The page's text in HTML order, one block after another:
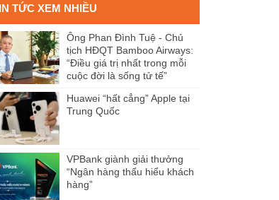
TỨC XEM NHIỀU
Ông Phan Đình Tuệ - Chủ
tịch HĐQT Bamboo Airways:
“Điều giá trị nhất trong mỗi
cuộc đời là sống tử tế”
Huawei “hất cẳng” Apple tại
Trung Quốc
VPBank giành giải thưởng
“Ngân hàng thấu hiểu khách
hàng”